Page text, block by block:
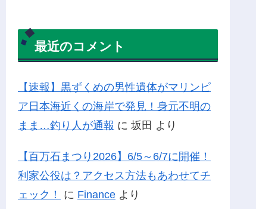
最近のコメント
【速報】黒ずくめの男性遺体がマリンピ
ア日本海近くの海岸で発見！身元不明の
まま…釣り人が通報 に 坂田 より
【百万石まつり2026】6/5～6/7に開催！
利家公役は？アクセス方法もあわせてチ
ェック！
に Finance より